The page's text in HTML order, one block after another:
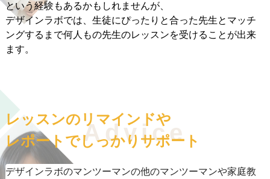
という経験もあるかもしれませんが、
デザインラボでは、生徒にぴったりと合った先生とマッチ
ングするまで何人もの先生のレッスンを受けることが出来
ます。
Advice
レッスンのリマインドや
レポートでしっかりサポート
デザインラボのマンツーマンの他のマンツーマンや家庭教